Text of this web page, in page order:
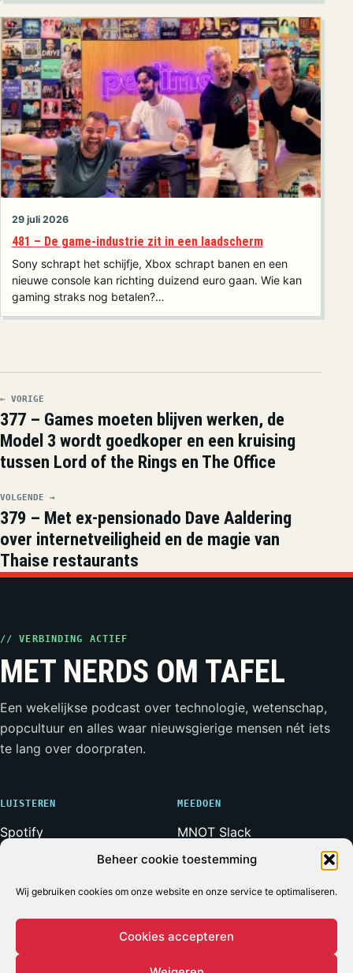
Beheer cookie toestemming
Wij gebruiken cookies om onze website en onze service te optimaliseren.
Cookies accepteren
29 juli 2026
481 – De game-industrie zit in een laadscherm
Sony schrapt het schijfje, Xbox schrapt banen en een
nieuwe console kan richting duizend euro gaan. Wie kan
gaming straks nog betalen?…
← VORIGE
377 – Games moeten blijven werken, de
Model 3 wordt goedkoper en een kruising
tussen Lord of the Rings en The Office
VOLGENDE →
379 – Met ex-pensionado Dave Aaldering
over internetveiligheid en de magie van
Thaise restaurants
// VERBINDING ACTIEF
MET NERDS OM TAFEL
Een wekelijkse podcast over technologie, wetenschap,
popcultuur en alles waar nieuwsgierige mensen nét iets
te lang over doorpraten.
LUISTEREN
Spotify
RSS-feed
MEEDOEN
MNOT Slack
Weerwolven Slack
Adverteren